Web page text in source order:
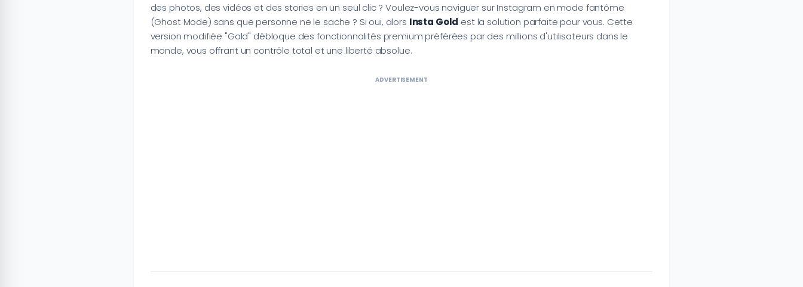
des photos, des vidéos et des stories en un seul clic ? Voulez-vous naviguer sur Instagram en mode fantôme
(Ghost Mode) sans que personne ne le sache ? Si oui, alors Insta Gold est la solution parfaite pour vous. Cette
version modifiée "Gold" débloque des fonctionnalités premium préférées par des millions d'utilisateurs dans le
monde, vous offrant un contrôle total et une liberté absolue.
ADVERTISEMENT